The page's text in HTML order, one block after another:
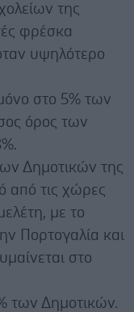
της
φρέσκα
υψηλότερο
στο 5% των
όρος των
Δημοτικών της
από τις χώρες
με το
Πορτογαλία και
στο
των Δημοτικών.